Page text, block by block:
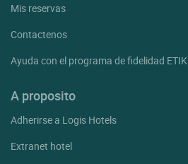
Mis reservas
Contactenos
Ayuda con el programa de fidelidad ETIK
A proposito
Adherirse a Logis Hotels
Extranet hotel